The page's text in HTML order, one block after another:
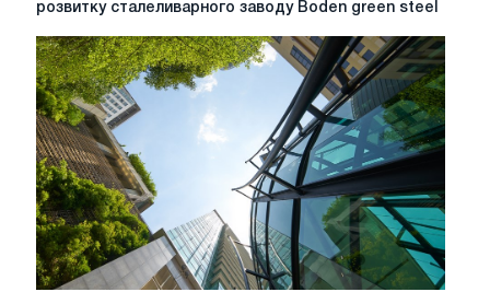
раунд
фінансування
для
розвитку
сталеливарного
заводу
Boden
green
steel
розвитку сталеливарного заводу Boden green steel